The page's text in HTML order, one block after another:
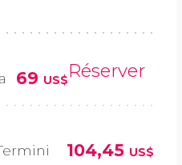
69 US$Réserver
104,45 US$